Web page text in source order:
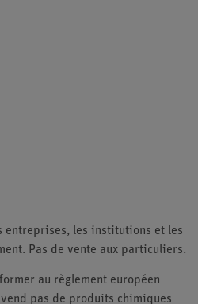
entreprises, les institutions et les
Pas de vente aux particuliers.
au règlement européen
vend pas de produits chimiques